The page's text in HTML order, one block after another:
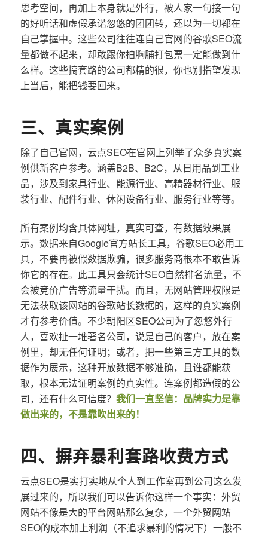
思考空间，再加上本身就是外行，被人家一句接一句
的好听话和虚假承诺忽悠的团团转，还以为一切都在
自己掌握中。这些公司往往连自己官网的谷歌SEO流
量都做不起来，却敢跟你拍胸脯打包票一定能做到什
么样。这些搞套路的公司都精的很，你也别指望发现
上当后，能把钱要回来。
三、真实案例
除了自己官网，云点SEO在官网上列举了众多真实案
例供新客户参考。涵盖B2B、B2C，从日用品到工业
品，涉及到家具行业、能源行业、高精器材行业、服
装行业、配件行业、休闲设备行业、服务行业等等。
所有案例均含具体网址，真实可查，有数据效果展
示。数据来自Google官方站长工具，谷歌SEO必用工
具，不要再被假数据欺骗，很多服务商根本不敢告诉
你它的存在。此工具只会统计SEO自然排名流量，不
会被竞价广告等流量干扰。而且，无网站管理权限是
无法获取该网站的谷歌站长数据的，这样的真实案例
才有参考价值。不少朝阳区SEO公司为了忽悠外行
人，喜欢扯一堆著名公司，说是自己的客户，放在案
例里，却无任何证明；或者，把一些第三方工具的数
据作为展示，这种开放数据不够准确，且谁都能获
取，根本无法证明案例的真实性。连案例都造假的公
司，还有什么可信度？ 我们一直坚信：品牌实力是靠
做出来的，不是靠吹出来的！
四、摒弃暴利套路收费方式
云点SEO是实打实地从个人到工作室再到公司这么发
展过来的，所以我们可以告诉你这样一个事实：外贸
网站不像是大的平台网站那么复杂，一个外贸网站
SEO的成本加上利润（不追求暴利的情况下）一般不